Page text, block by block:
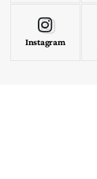
Instagram